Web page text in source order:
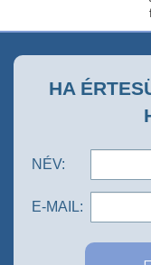
HA
NÉV:
E-MAIL: